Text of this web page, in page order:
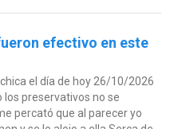
efectivo en este
el día de hoy 26/10/2026
preservativos no se
percató que al parecer yo